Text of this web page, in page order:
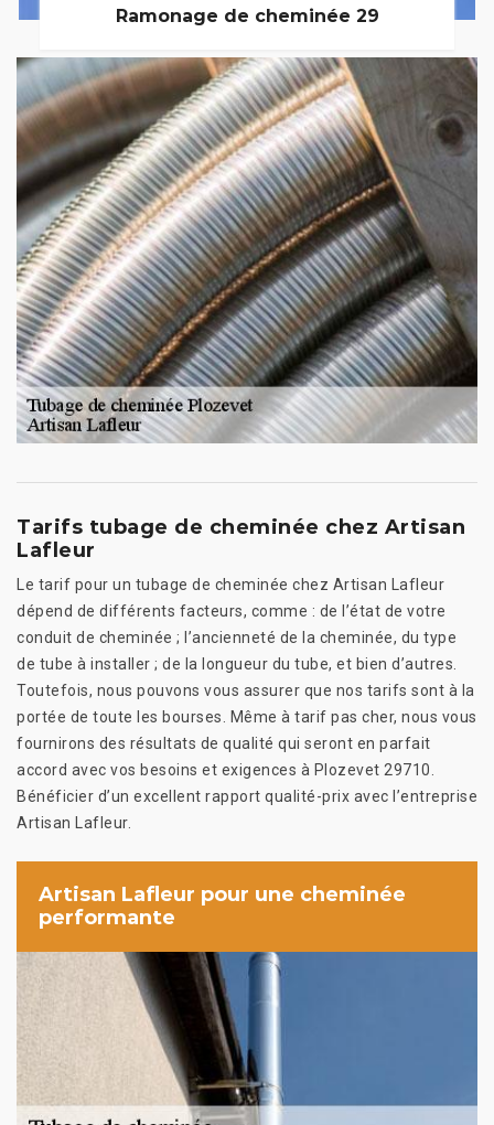
Ramonage de cheminée 29
Tarifs tubage de cheminée chez Artisan
Lafleur
Le tarif pour un tubage de cheminée chez Artisan Lafleur
dépend de différents facteurs, comme : de l’état de votre
conduit de cheminée ; l’ancienneté de la cheminée, du type
de tube à installer ; de la longueur du tube, et bien d’autres.
Toutefois, nous pouvons vous assurer que nos tarifs sont à la
portée de toute les bourses. Même à tarif pas cher, nous vous
fournirons des résultats de qualité qui seront en parfait
accord avec vos besoins et exigences à Plozevet 29710.
Bénéficier d’un excellent rapport qualité-prix avec l’entreprise
Artisan Lafleur.
Artisan Lafleur pour une cheminée
performante